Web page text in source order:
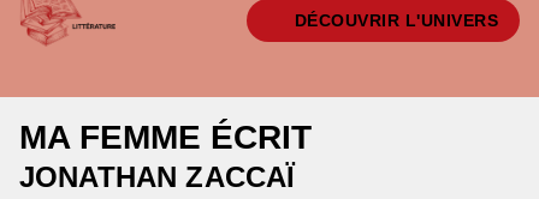
DÉCOUVRIR L'UNIVERS
MA FEMME ÉCRIT
JONATHAN ZACCAÏ